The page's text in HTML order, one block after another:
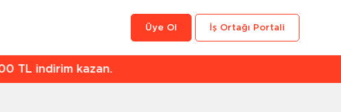
İş Ortağı Portali
Üye Ol
kazan.